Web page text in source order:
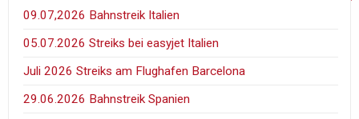
09.07,2026 Bahnstreik Italien
05.07.2026 Streiks bei easyjet Italien
Juli 2026 Streiks am Flughafen Barcelona
29.06.2026 Bahnstreik Spanien